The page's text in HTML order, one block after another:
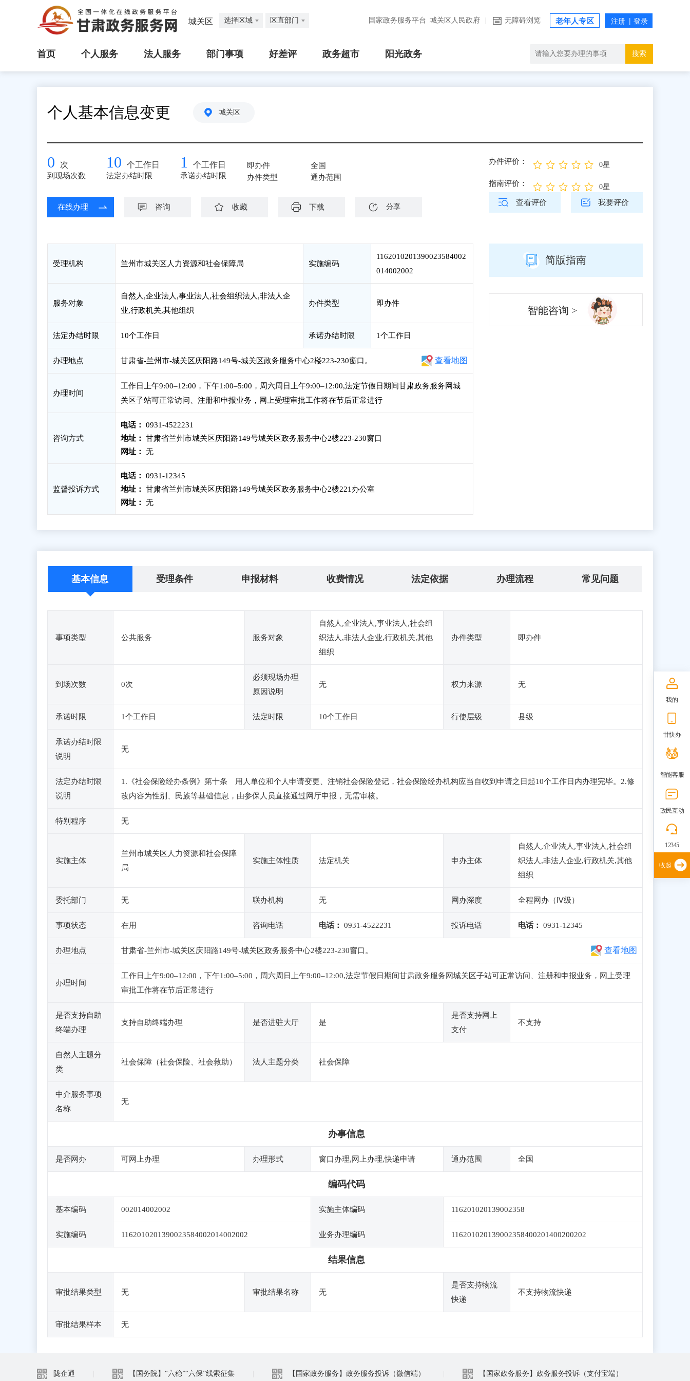
城关区 选择区域 区直部门 国家政务服务平台 城关区人民政府 无障碍浏览 老年人专区
首页 个人服务 法人服务 部门事项 好差评 政务超市 阳光政务 搜索
个人基本信息变更 城关区
0 次
到现场次数
10 个工作日
法定办结时限
1 个工作日
承诺办结时限
即办件
办件类型
全国
通办范围
在线办理 咨询 收藏 下载 分享
办件评价： 0星
指南评价： 0星
查看评价 我要评价
受理机构 兰州市城关区人力资源和社会保障局 实施编码
1162010201390023584002
014002002
服务对象
自然人,企业法人,事业法人,社会组织法人,非法人企
业,行政机关,其他组织
办件类型 即办件
法定办结时限 10个工作日 承诺办结时限 1个工作日
办理地点 甘肃省-兰州市-城关区庆阳路149号-城关区政务服务中心2楼223-230窗口。 查看地图
办理时间
工作日上午9:00–12:00，下午1:00–5:00，周六周日上午9:00–12:00,法定节假日期间甘肃政务服务网城
关区子站可正常访问、注册和申报业务，网上受理审批工作将在节后正常进行
咨询方式
电话：
0931-4522231
地址：
甘肃省兰州市城关区庆阳路149号城关区政务服务中心2楼223-230窗口
网址：
无
监督投诉方式
电话：
0931-12345
地址：
甘肃省兰州市城关区庆阳路149号城关区政务服务中心2楼221办公室
网址：
无
简版指南
智能咨询 >
基本信息 受理条件 申报材料 收费情况 法定依据 办理流程 常见问题
事项类型 公共服务 服务对象
自然人,企业法人,事业法人,社会组
织法人,非法人企业,行政机关,其他
组织
办件类型 即办件
到场次数 0次
必须现场办理
原因说明
无 权力来源 无
承诺时限 1个工作日 法定时限 10个工作日 行使层级 县级
承诺办结时限
说明
无
法定办结时限
说明
1.《社会保险经办条例》第十条 用人单位和个人申请变更、注销社会保险登记，社会保险经办机构应当自收到申请之日起10个工作日内办理完毕。2.修
改内容为性别、民族等基础信息，由参保人员直接通过网厅申报，无需审核。
特别程序 无
实施主体
兰州市城关区人力资源和社会保障
局
实施主体性质 法定机关 申办主体
自然人,企业法人,事业法人,社会组
织法人,非法人企业,行政机关,其他
组织
委托部门 无 联办机构 无 网办深度 全程网办（Ⅳ级）
事项状态 在用 咨询电话 电话： 0931-4522231 投诉电话 电话： 0931-12345
办理地点 甘肃省-兰州市-城关区庆阳路149号-城关区政务服务中心2楼223-230窗口。 查看地图
办理时间
工作日上午9:00–12:00，下午1:00–5:00，周六周日上午9:00–12:00,法定节假日期间甘肃政务服务网城关区子站可正常访问、注册和申报业务，网上受理
审批工作将在节后正常进行
是否支持自助
终端办理
支持自助终端办理 是否进驻大厅 是
是否支持网上
支付
不支持
自然人主题分
类
社会保障（社会保险、社会救助） 法人主题分类 社会保障
中介服务事项
名称
无
办事信息
是否网办 可网上办理 办理形式 窗口办理,网上办理,快递申请 通办范围 全国
编码代码
基本编码 002014002002 实施主体编码 116201020139002358
实施编码 1162010201390023584002014002002 业务办理编码 116201020139002358400201400200202
结果信息
审批结果类型 无 审批结果名称 无
是否支持物流
快递
不支持物流快递
审批结果样本 无
陇企通 【国务院】“六稳”“六保”线索征集 【国家政务服务】政务服务投诉（微信端） 【国家政务服务】政务服务投诉（支付宝端）
我的
甘快办
智能客服
政民互动
12345
收起